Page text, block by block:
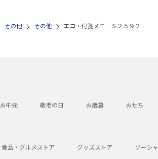
その他 その他 エコ・付箋メモ Ｓ２５９２
お中元 敬老の日 お歳暮 おせち
食品・グルメストア グッズストア ソーシ